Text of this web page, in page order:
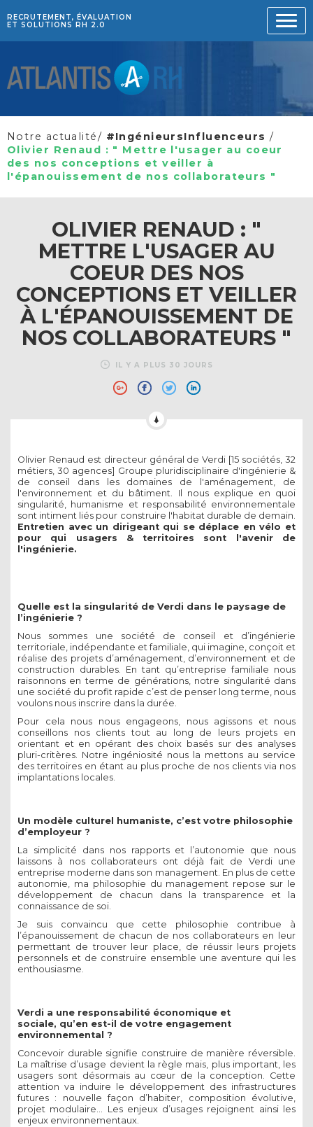
RECRUTEMENT, ÉVALUATION
ET SOLUTIONS RH 2.0
Notre actualité/ #IngénieursInfluenceurs /
Olivier Renaud : " Mettre l'usager au coeur
des nos conceptions et veiller à
l'épanouissement de nos collaborateurs "
OLIVIER RENAUD : "
METTRE L'USAGER AU
COEUR DES NOS
CONCEPTIONS ET VEILLER
À L'ÉPANOUISSEMENT DE
NOS COLLABORATEURS "
IL Y A PLUS 30 JOURS
Olivier Renaud est directeur général de Verdi [15 sociétés, 32
métiers, 30 agences] Groupe pluridisciplinaire d'ingénierie &
de conseil dans les domaines de l'aménagement, de
l'environnement et du bâtiment. Il nous explique en quoi
singularité, humanisme et responsabilité environnementale
sont intiment liés pour construire l'habitat durable de demain.
Entretien avec un dirigeant qui se déplace en vélo et
pour qui usagers & territoires sont l'avenir de
l'ingénierie.
Quelle est la singularité de Verdi dans le paysage de
l’ingénierie ?
Nous sommes une société de conseil et d’ingénierie
territoriale, indépendante et familiale, qui imagine, conçoit et
réalise des projets d’aménagement, d’environnement et de
construction durables. En tant qu’entreprise familiale nous
raisonnons en terme de générations, notre singularité dans
une société du profit rapide c’est de penser long terme, nous
voulons nous inscrire dans la durée.
Pour cela nous nous engageons, nous agissons et nous
conseillons nos clients tout au long de leurs projets en
orientant et en opérant des choix basés sur des analyses
pluri-critères. Notre ingéniosité nous la mettons au service
des territoires en étant au plus proche de nos clients via nos
implantations locales.
Un modèle culturel humaniste, c’est votre philosophie
d’employeur ?
La simplicité dans nos rapports et l’autonomie que nous
laissons à nos collaborateurs ont déjà fait de Verdi une
entreprise moderne dans son management. En plus de cette
autonomie, ma philosophie du management repose sur le
développement de chacun dans la transparence et la
connaissance de soi.
Je suis convaincu que cette philosophie contribue à
l’épanouissement de chacun de nos collaborateurs en leur
permettant de trouver leur place, de réussir leurs projets
personnels et de construire ensemble une aventure qui les
enthousiasme.
Verdi a une responsabilité économique et
sociale, qu’en est-il de votre engagement
environnemental ?
Concevoir durable signifie construire de manière réversible.
La maîtrise d’usage devient la règle mais, plus important, les
usagers sont désormais au cœur de la conception. Cette
attention va induire le développement des infrastructures
futures : nouvelle façon d’habiter, composition évolutive,
projet modulaire… Les enjeux d’usages rejoignent ainsi les
enjeux environnementaux.